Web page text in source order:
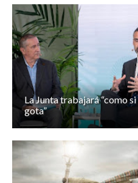
La Junta trabajará “como
gota”